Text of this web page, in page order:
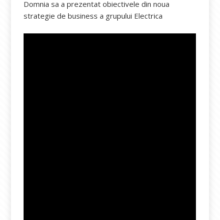
Domnia sa a prezentat obiectivele din noua
strategie de business a grupului Electrica